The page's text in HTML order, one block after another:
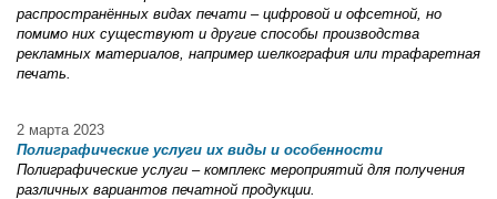
распространённых видах печати – цифровой и офсетной, но
помимо них существуют и другие способы производства
рекламных материалов, например шелкография или трафаретная
печать.
2 марта 2023
Полиграфические услуги их виды и особенности
Полиграфические услуги – комплекс мероприятий для получения
различных вариантов печатной продукции.